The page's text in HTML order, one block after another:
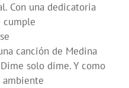
Con una dedicatoria
cumple
canción de Medina
solo dime. Y como
ambiente